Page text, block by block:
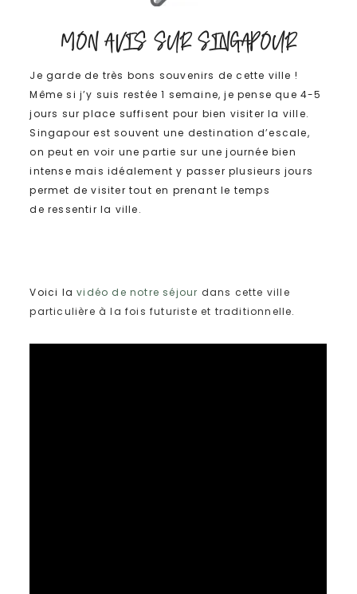
MON AVIS SUR SINGAPOUR
Je garde de très bons souvenirs de cette ville !
Même si j’y suis restée 1 semaine, je pense que 4-5
jours sur place suffisent pour bien visiter la ville.
Singapour est souvent une destination d’escale,
on peut en voir une partie sur une journée bien
intense mais idéalement y passer plusieurs jours
permet de visiter tout en prenant le temps
de ressentir la ville.
Voici lavidéo de notre séjour dans cette ville
particulière à la fois futuriste et traditionnelle.